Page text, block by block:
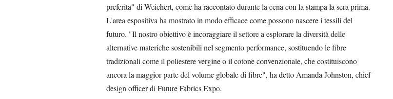
preferita" di Weichert, come ha raccontato durante la cena con la stampa la sera prima.
L'area espositiva ha mostrato in modo efficace come possono nascere i tessili del
futuro. "Il nostro obiettivo è incoraggiare il settore a esplorare la diversità delle
alternative materiche sostenibili nel segmento performance, sostituendo le fibre
tradizionali come il poliestere vergine o il cotone convenzionale, che costituiscono
ancora la maggior parte del volume globale di fibre", ha detto Amanda Johnston, chief
design officer di Future Fabrics Expo.